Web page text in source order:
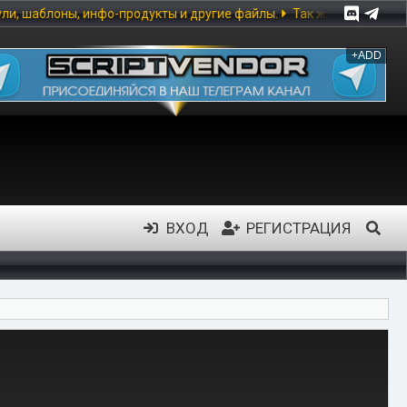
продукты и другие файлы. Так же предоставлена
+ADD
ВХОД РЕГИСТРАЦИЯ